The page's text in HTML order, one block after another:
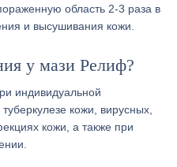
область 2-3 раза в
и высушивания кожи.
у мази Релиф?
индивидуальной
кожи, вирусных,
кожи, а также при